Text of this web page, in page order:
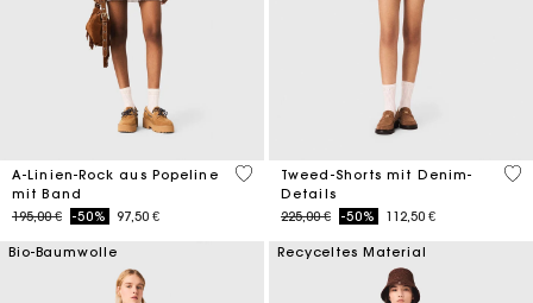
A-Linien-Rock aus Popeline
mit Band
Price reduced from
195,00 €to-50% 97,50 €
3,3 out of 5 Customer Rating
Tweed-Shorts mit Denim-
Details
Price reduced from
225,00 €to-50% 112,50 €
3,2
Bio-Baumwolle Recyceltes Material